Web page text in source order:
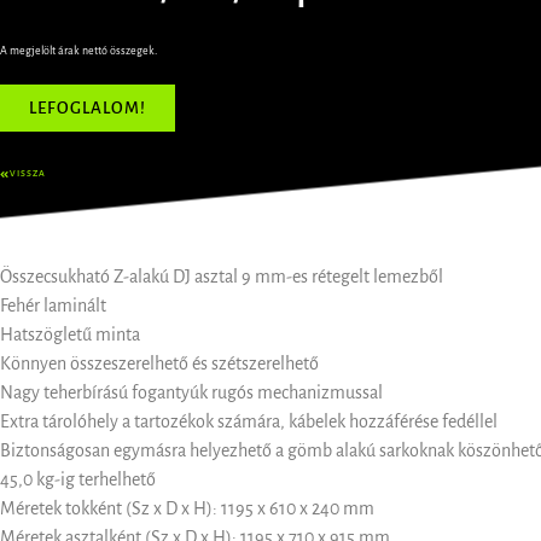
A megjelölt árak nettó összegek.
LEFOGLALOM!
VISSZA
Összecsukható Z-alakú DJ asztal 9 mm-es rétegelt lemezből
Fehér laminált
Hatszögletű minta
Könnyen összeszerelhető és szétszerelhető
Nagy teherbírású fogantyúk rugós mechanizmussal
Extra tárolóhely a tartozékok számára, kábelek hozzáférése fedéllel
Biztonságosan egymásra helyezhető a gömb alakú sarkoknak
45,0 kg-ig terhelhető
Méretek tokként (Sz x D x H): 1195 x 610 x 240 mm